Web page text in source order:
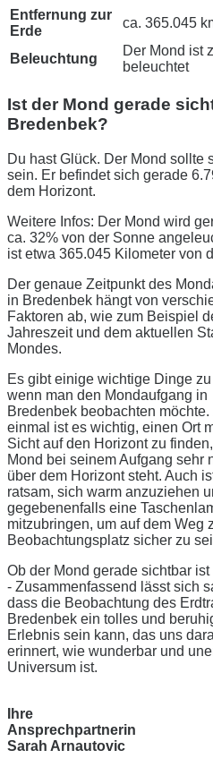
Entfernung zur
Erde
ca. 365.045
Beleuchtung
Der Mond ist
beleuchtet
Ist der Mond gerade
Bredenbek?
Du hast Glück. Der Mond sollte
sein. Er befindet sich gerade
dem Horizont.
Weitere Infos: Der Mond wird
ca. 32% von der Sonne
ist etwa 365.045 Kilometer von
Der genaue Zeitpunkt des
in Bredenbek hängt von
Faktoren ab, wie zum Beispiel
Jahreszeit und dem aktuellen
Mondes.
Es gibt einige wichtige Dinge
wenn man den Mondaufgang in
Bredenbek beobachten
einmal ist es wichtig, einen Ort
Sicht auf den Horizont zu
Mond bei seinem Aufgang sehr
über dem Horizont steht. Auch
ratsam, sich warm anzuziehen
gegebenenfalls eine
mitzubringen, um auf dem Weg
Beobachtungsplatz sicher zu
Ob der Mond gerade sichtbar
- Zusammenfassend lässt sich
dass die Beobachtung des
Bredenbek ein tolles und
Erlebnis sein kann, das uns
erinnert, wie wunderbar und
Universum ist.
Ihre
Ansprechpartnerin
Sarah Arnautovic